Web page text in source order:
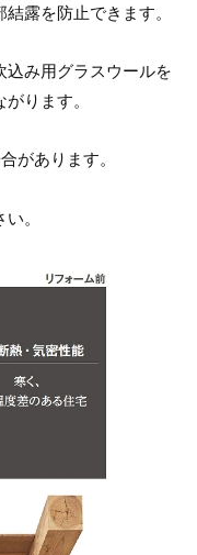
露を防止できます。
込み用グラスウールを
ります。
があります。
。